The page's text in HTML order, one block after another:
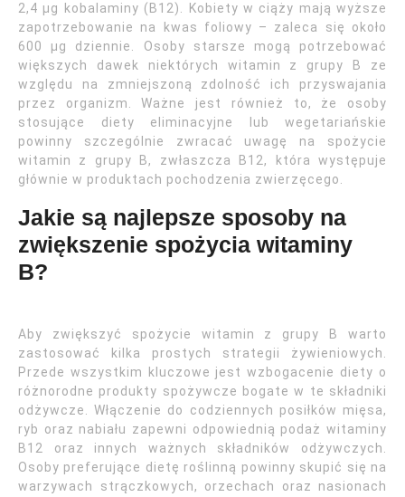
2,4 µg kobalaminy (B12). Kobiety w ciąży mają wyższe
zapotrzebowanie na kwas foliowy – zaleca się około
600 µg dziennie. Osoby starsze mogą potrzebować
większych dawek niektórych witamin z grupy B ze
względu na zmniejszoną zdolność ich przyswajania
przez organizm. Ważne jest również to, że osoby
stosujące diety eliminacyjne lub wegetariańskie
powinny szczególnie zwracać uwagę na spożycie
witamin z grupy B, zwłaszcza B12, która występuje
głównie w produktach pochodzenia zwierzęcego.
Jakie są najlepsze sposoby na
zwiększenie spożycia witaminy
B?
Aby zwiększyć spożycie witamin z grupy B warto
zastosować kilka prostych strategii żywieniowych.
Przede wszystkim kluczowe jest wzbogacenie diety o
różnorodne produkty spożywcze bogate w te składniki
odżywcze. Włączenie do codziennych posiłków mięsa,
ryb oraz nabiału zapewni odpowiednią podaż witaminy
B12 oraz innych ważnych składników odżywczych.
Osoby preferujące dietę roślinną powinny skupić się na
warzywach strączkowych, orzechach oraz nasionach